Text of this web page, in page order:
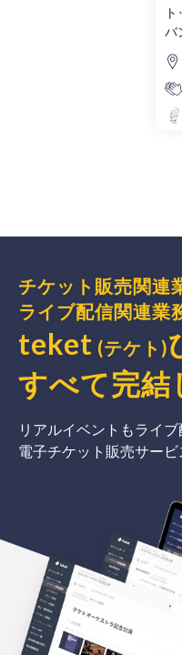
バ
チケット販売関連
ライブ配信関連業
teket (テケト)
すべて完結
リアルイベントもライ
電子チケット販売サービ